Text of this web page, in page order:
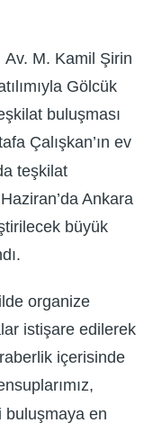
Av. M. Kamil Şirin
Gölcük
buluşması
Çalışkan’ın ev
teşkilat
Ankara
büyük
organize
istişare edilerek
içerisinde
buluşmaya en